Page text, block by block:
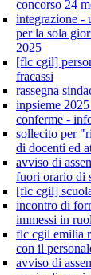
concorso 24
integrazione -
per la sola
2025
[flc cgil]
fracassi
rassegna
inpsieme
conferme -
sollecito per
di docenti ed
avviso di
fuori orario di
[flc cgil]
incontro di
immessi in
flc cgil emilia
con il
avviso di